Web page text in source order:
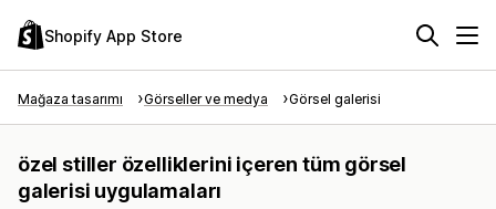
Shopify App Store
Mağaza tasarımı Görseller ve medya Görsel galerisi
özel stiller özelliklerini içeren tüm görsel
galerisi uygulamaları